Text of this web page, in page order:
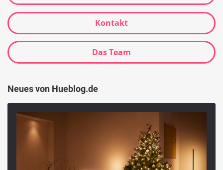
Kontakt
Das Team
Neues von Hueblog.de